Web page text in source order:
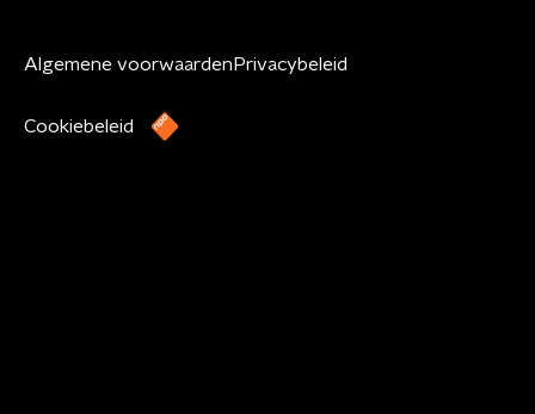
Algemene voorwaardenPrivacybeleid
Cookiebeleid